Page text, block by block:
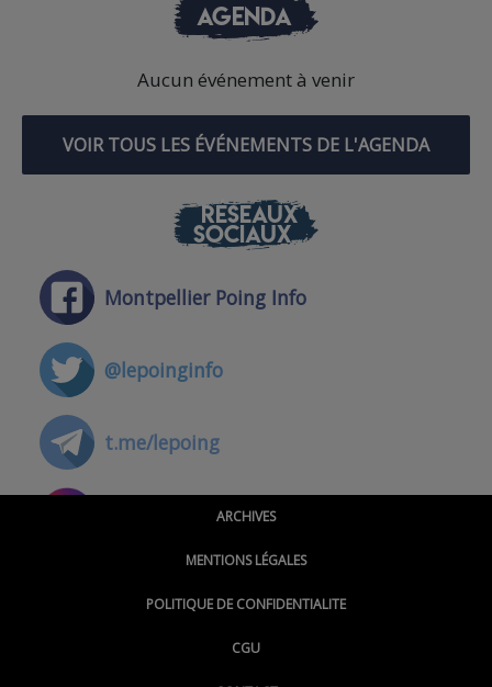
AGENDA
Aucun événement à venir
VOIR TOUS LES ÉVÉNEMENTS DE L'AGENDA
RÉSEAUX
SOCIAUX
Montpellier Poing Info
@lepoinginfo
t.me/lepoing
@montpellierpoinginfo
@LePoingMontpellier
ARCHIVES
MENTIONS LÉGALES
POLITIQUE DE CONFIDENTIALITE
CGU